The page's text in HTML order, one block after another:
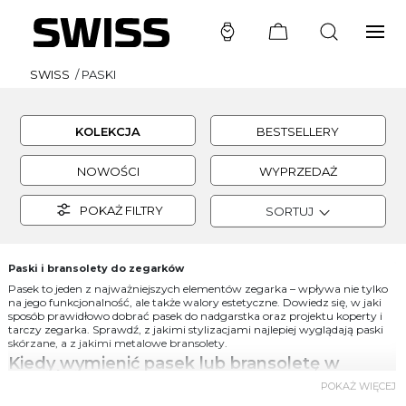
SWISS /PASKI
KOLEKCJA BESTSELLERY
NOWOŚCI WYPRZEDAŻ
POKAŻ FILTRY SORTUJ
Paski i bransolety do zegarków
Pasek to jeden z najważniejszych elementów zegarka – wpływa nie tylko
na jego funkcjonalność, ale także walory estetyczne. Dowiedz się, w jaki
sposób prawidłowo dobrać pasek do nadgarstka oraz projektu koperty i
tarczy zegarka. Sprawdź, z jakimi stylizacjami najlepiej wyglądają paski
skórzane, a z jakimi metalowe bransolety.
Kiedy wymienić pasek lub bransoletę w
zegarku? POKAŻ WIĘCEJ